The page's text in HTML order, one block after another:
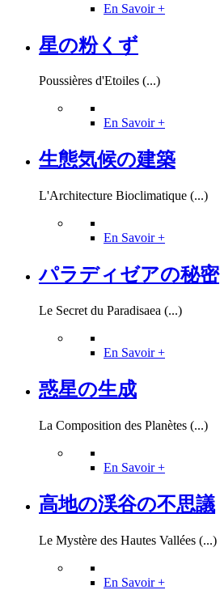
En Savoir +
星の粉くず
Poussières d'Etoiles (...)
En Savoir +
生態気候の建築
L'Architecture Bioclimatique (...)
En Savoir +
パラディゼアの秘密
Le Secret du Paradisaea (...)
En Savoir +
惑星の生成
La Composition des Planètes (...)
En Savoir +
高地の渓谷の不思議
Le Mystère des Hautes Vallées (...)
En Savoir +